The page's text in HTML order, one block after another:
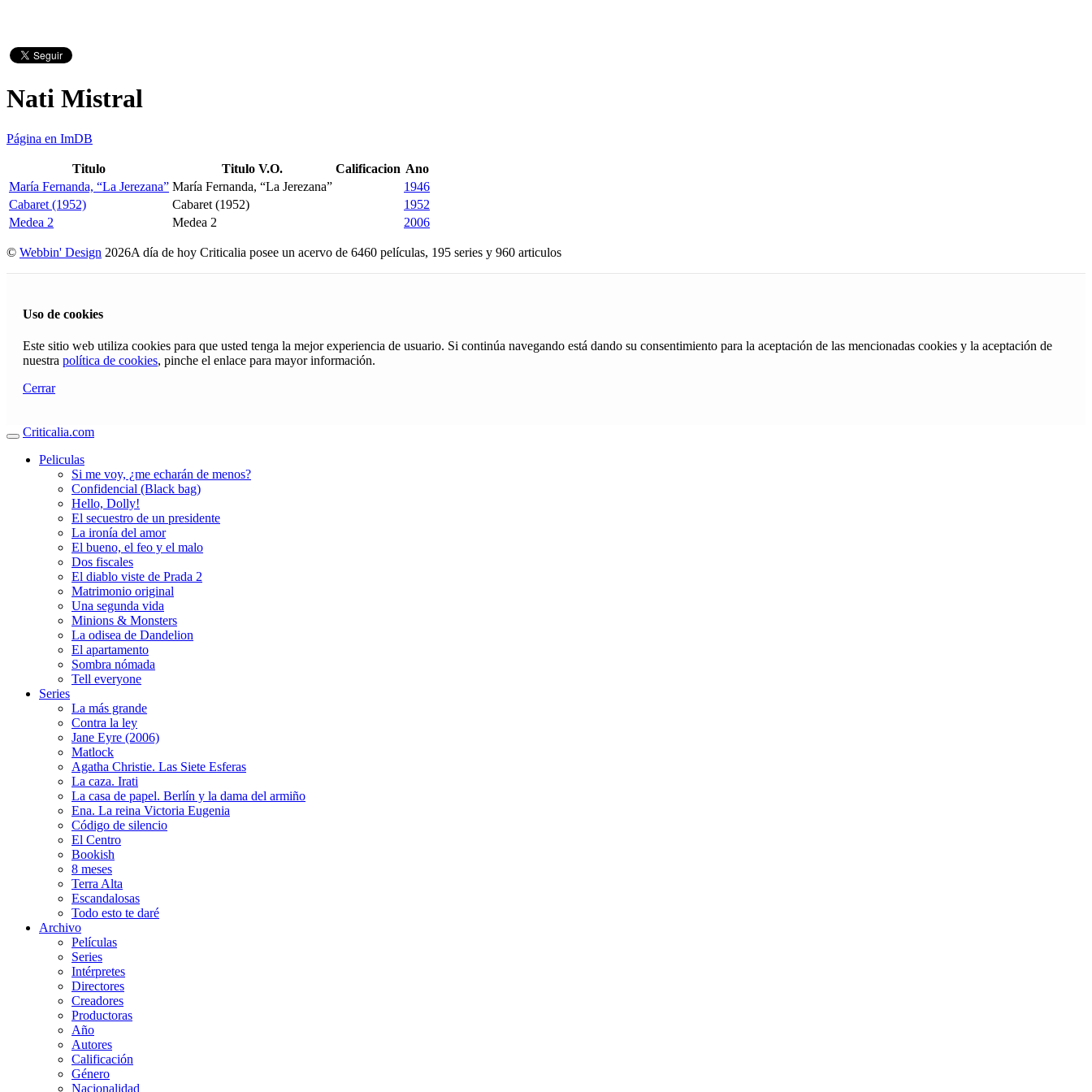
Nati Mistral
Página en ImDB
Titulo Titulo V.O. Calificacion Ano
María Fernanda, “La Jerezana” María Fernanda, “La Jerezana”
1946
Cabaret (1952)
Cabaret (1952)
1952
Medea 2
Medea 2 2006
© Webbin' Design 2026A día de hoy Criticalia posee un acervo de 6460 películas, 195 series y 960 articulos
Uso de cookies
Este sitio web utiliza cookies para que usted tenga la mejor experiencia de usuario. Si continúa navegando está dando su consentimiento para la aceptación de las mencionadas cookies y la aceptación de
nuestra política de cookies, pinche el enlace para mayor información.
Cerrar
Criticalia.com
Peliculas
Si me voy, ¿me echarán de menos?
Confidencial (Black bag)
Hello, Dolly!
El secuestro de un presidente
La ironía del amor
El bueno, el feo y el malo
Dos fiscales
El diablo viste de Prada 2
Matrimonio original
Una segunda vida
Minions & Monsters
La odisea de Dandelion
El apartamento
Sombra nómada
Tell everyone
Series
La más grande
Contra la ley
Jane Eyre (2006)
Matlock
Agatha Christie. Las Siete Esferas
La caza. Irati
La casa de papel. Berlín y la dama del armiño
Ena. La reina Victoria Eugenia
Código de silencio
El Centro
Bookish
8 meses
Terra Alta
Escandalosas
Todo esto te daré
Archivo
Películas
Series
Intérpretes
Directores
Creadores
Productoras
Año
Autores
Calificación
Género
Nacionalidad